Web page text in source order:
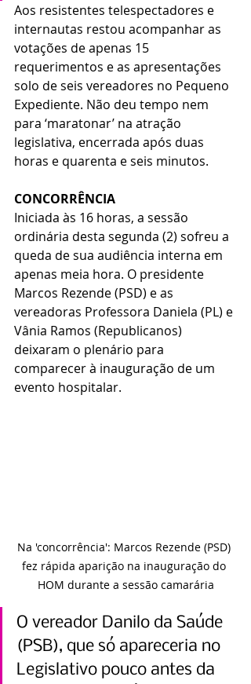
Aos resistentes telespectadores e
internautas restou acompanhar as
votações de apenas 15
requerimentos e as apresentações
solo de seis vereadores no Pequeno
Expediente. Não deu tempo nem
para ‘maratonar’ na atração
legislativa, encerrada após duas
horas e quarenta e seis minutos.
CONCORRÊNCIA
Iniciada às 16 horas, a sessão
ordinária desta segunda (2) sofreu a
queda de sua audiência interna em
apenas meia hora. O presidente
Marcos Rezende (PSD) e as
vereadoras Professora Daniela (PL) e
Vânia Ramos (Republicanos)
deixaram o plenário para
comparecer à inauguração de um
evento hospitalar.
Na 'concorrência': Marcos Rezende (PSD)
fez rápida aparição na inauguração do
HOM durante a sessão camarária
O vereador Danilo da Saúde
(PSB), que só apareceria no
Legislativo pouco antes da